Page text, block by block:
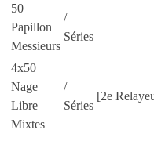
50
Papillon
Messieurs
/
Séries
4x50
Nage
Libre
Mixtes
/
Séries
[2e